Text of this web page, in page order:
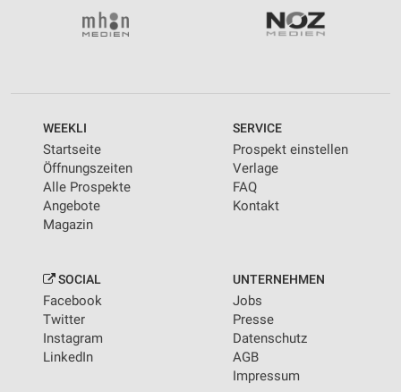
WEEKLI
Startseite
Öffnungszeiten
Alle Prospekte
Angebote
Magazin
SERVICE
Prospekt einstellen
Verlage
FAQ
Kontakt
SOCIAL
Facebook
Twitter
Instagram
LinkedIn
UNTERNEHMEN
Jobs
Presse
Datenschutz
AGB
Impressum